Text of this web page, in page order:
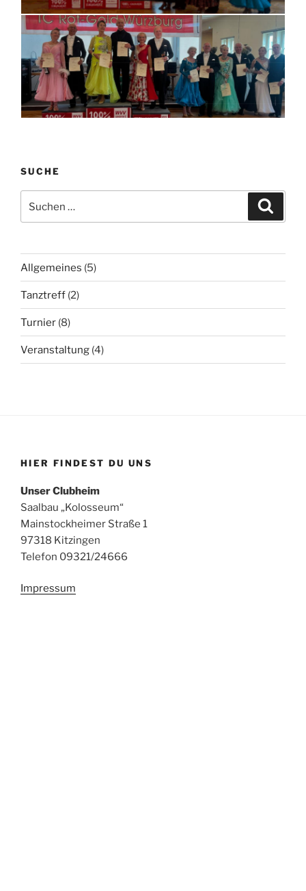
SUCHE
nach:
Allgemeines (5)
Tanztreff (2)
Turnier (8)
Veranstaltung (4)
HIER FINDEST DU UNS
Unser Clubheim
Saalbau „Kolosseum“
Mainstockheimer Straße 1
97318 Kitzingen
Telefon 09321/24666
Impressum